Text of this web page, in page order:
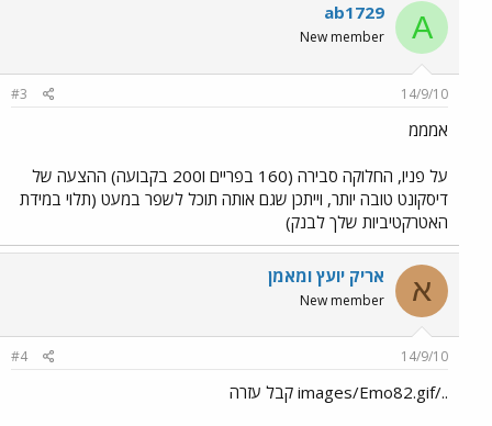
A
ab1729
New member
14/9/10
#3
אמממ
על פניו, החלוקה סבירה (160 בפריים ו200 בקבועה) ההצעה של
דיסקונט טובה יותר, וייתכן שגם אותה תוכל לשפר במעט (תלוי במידת
האטרקטיביות שלך לבנק)
א אריק יועץ ומאמן
New member
14/9/10
#4
../images/Emo82.gif קבל עזרה